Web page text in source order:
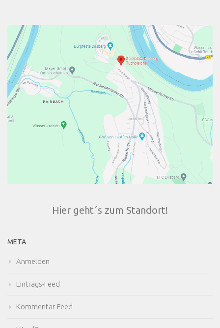
Hier geht´s zum Standort!
META
Anmelden
Eintrags-Feed
Kommentar-Feed